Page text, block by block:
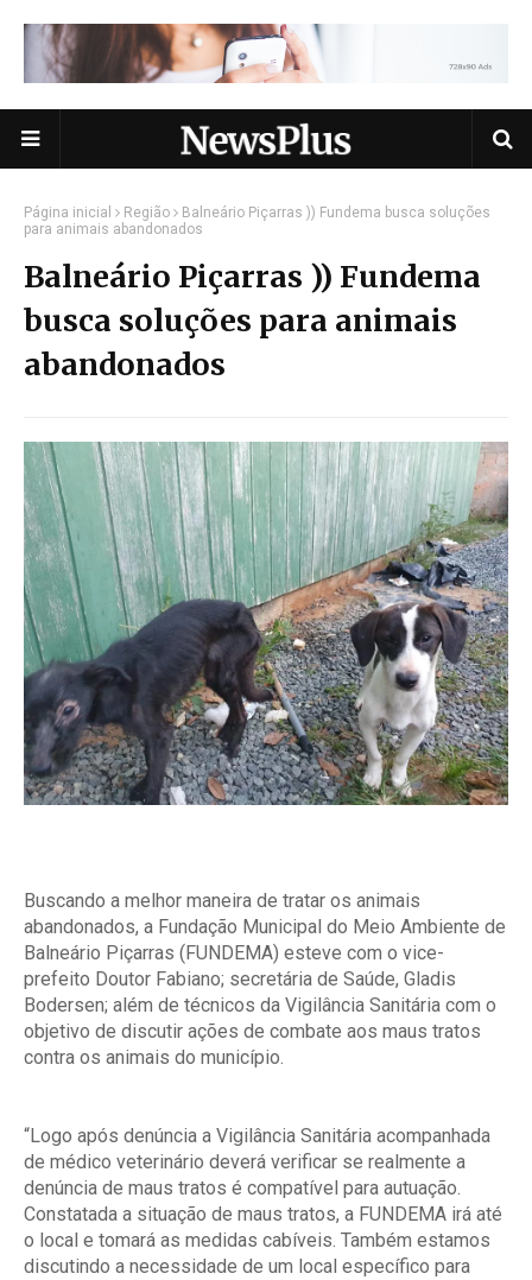
Página inicial Região
Balneário Piçarras )) Fundema busca soluções
para animais abandonados
Balneário Piçarras )) Fundema
busca soluções para animais
abandonados
Buscando a melhor maneira de tratar os animais
abandonados, a Fundação Municipal do Meio Ambiente de
Balneário Piçarras (FUNDEMA) esteve com o vice-
prefeito Doutor Fabiano; secretária de Saúde, Gladis
Bodersen; além de técnicos da Vigilância Sanitária com o
objetivo de discutir ações de combate aos maus tratos
contra os animais do município.
“Logo após denúncia a Vigilância Sanitária acompanhada
de médico veterinário deverá verificar se realmente a
denúncia de maus tratos é compatível para autuação.
Constatada a situação de maus tratos, a FUNDEMA irá até
o local e tomará as medidas cabíveis. Também estamos
discutindo a necessidade de um local específico para